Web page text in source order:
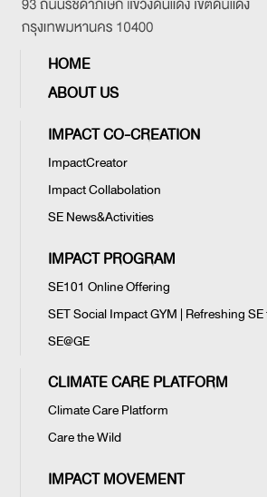
HOME
ABOUT US
IMPACT CO-CREATION
ImpactCreator
Impact Collabolation
SE News&Activities
IMPACT PROGRAM
SE101 Online Offering
SET Social Impact GYM | Refreshing
SE@GE
CLIMATE CARE PLATFORM
Climate Care Platform
Care the Wild
IMPACT MOVEMENT